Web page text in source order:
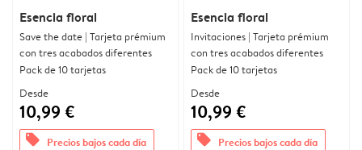
Esencia floral
Save the date | Tarjeta prémium
con tres acabados diferentes
Pack de 10 tarjetas
Desde
10,99 €
offers Precios bajos cada día
Esencia floral
Invitaciones | Tarjeta prémium
con tres acabados diferentes
Pack de 10 tarjetas
Desde
10,99 €
offers Precios bajos cada día